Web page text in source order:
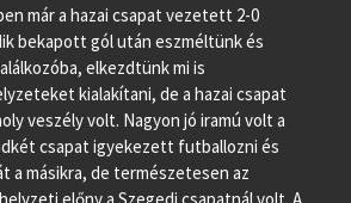
már a hazai csapat vezetett 2-0
bekapott gól után eszméltünk és
elkezdtünk mi is
kialakítani, de a hazai csapat
veszély volt. Nagyon jó iramú volt a
csapat igyekezett futballozni és
a másikra, de természetesen az
előny a Szegedi csapatnál volt. A